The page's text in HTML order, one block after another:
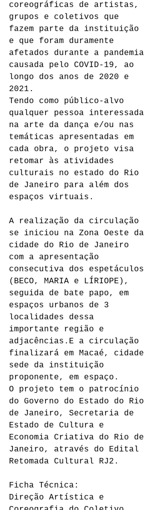
coreográficas de artistas,
grupos e coletivos que
fazem parte da instituição
e que foram duramente
afetados durante a pandemia
causada pelo COVID-19, ao
longo dos anos de 2020 e
2021.
Tendo como público-alvo
qualquer pessoa interessada
na arte da dança e/ou nas
temáticas apresentadas em
cada obra, o projeto visa
retomar às atividades
culturais no estado do Rio
de Janeiro para além dos
espaços virtuais.
A realização da circulação
se iniciou na Zona Oeste da
cidade do Rio de Janeiro
com a apresentação
consecutiva dos espetáculos
(BECO, MARIA e LÍRIOPE),
seguida de bate papo, em
espaços urbanos de 3
localidades dessa
importante região e
adjacências.E a circulação
finalizará em Macaé, cidade
sede da instituição
proponente, em espaço.
O projeto tem o patrocínio
do Governo do Estado do Rio
de Janeiro, Secretaria de
Estado de Cultura e
Economia Criativa do Rio de
Janeiro, através do Edital
Retomada Cultural RJ2.
Ficha Técnica:
Direção Artística e